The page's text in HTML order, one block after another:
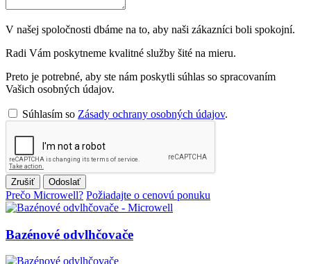
V našej spoločnosti dbáme na to, aby naši zákazníci boli spokojní.
Radi Vám poskytneme kvalitné služby šité na mieru.
Preto je potrebné, aby ste nám poskytli súhlas so spracovaním
Vašich osobných údajov.
Súhlasím so Zásady ochrany osobných údajov.
Zrušiť Odoslať
Prečo Microwell? Požiadajte o cenovú ponuku
Bazénové odvlhčovače